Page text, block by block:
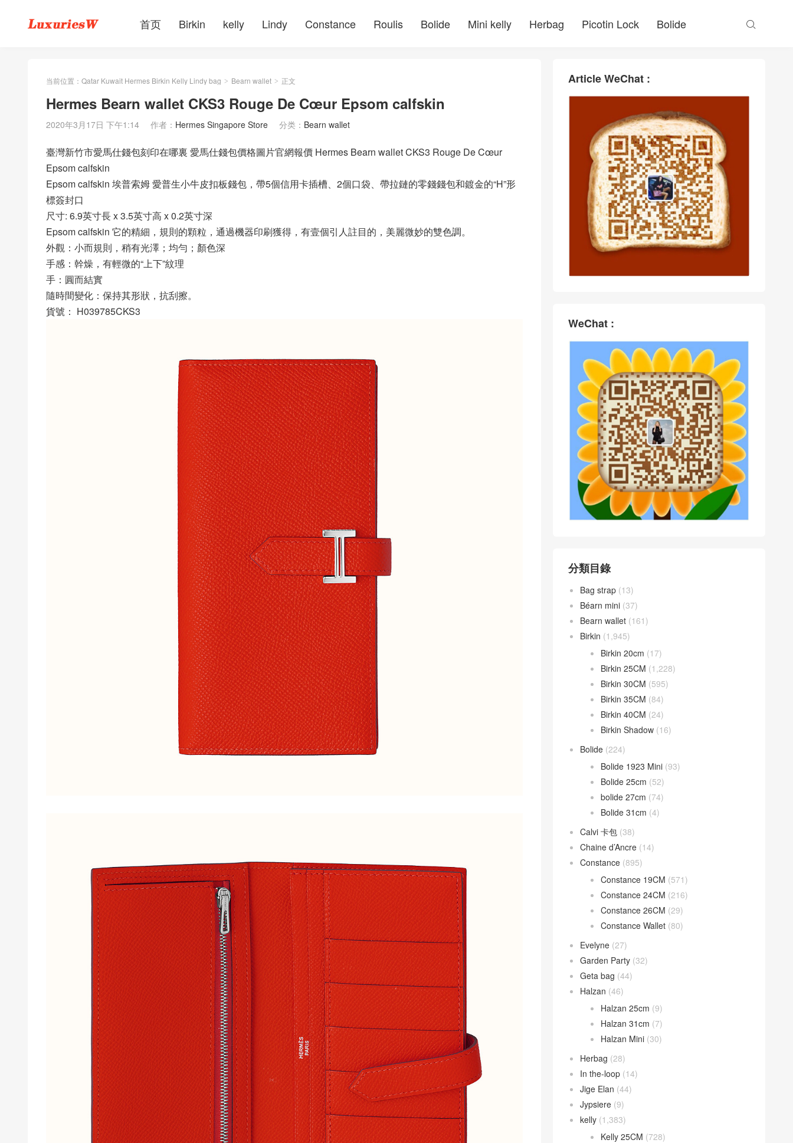
首页 Birkin kelly Lindy Constance Roulis Bolide Mini kelly Herbag Picotin Lock Bolide 
当前位置： Qatar Kuwait Hermes Birkin Kelly Lindy bag > Bearn wallet > 正文
Hermes Bearn wallet CKS3 Rouge De Cœur Epsom calfskin
2020年3月17日 下午1:14 作者： Hermes Singapore Store 分类： Bearn wallet
臺灣新竹市愛馬仕錢包刻印在哪裏 愛馬仕錢包價格圖片官網報價 Hermes Bearn wallet CKS3 Rouge De Cœur
Epsom calfskin
Epsom calfskin 埃普索姆 愛普生小牛皮扣板錢包，帶5個信用卡插槽、2個口袋、帶拉鏈的零錢錢包和鍍金的“H”形
標簽封口
尺寸: 6.9英寸長 x 3.5英寸高 x 0.2英寸深
Epsom calfskin 它的精細，規則的顆粒，通過機器印刷獲得，有壹個引人註目的，美麗微妙的雙色調。
外觀：小而規則，稍有光澤；均勻；顏色深
手感：幹燥，有輕微的“上下”紋理
手：圓而結實
隨時間變化：保持其形狀，抗刮擦。
貨號： H039785CKS3
Article WeChat :
WeChat :
分類目錄
Bag strap (13)
Béarn mini (37)
Bearn wallet (161)
Birkin (1,945)
Birkin 20cm (17)
Birkin 25CM (1,228)
Birkin 30CM (595)
Birkin 35CM (84)
Birkin 40CM (24)
Birkin Shadow (16)
Bolide (224)
Bolide 1923 Mini (93)
Bolide 25cm (52)
bolide 27cm (74)
Bolide 31cm (4)
Calvi 卡包 (38)
Chaine d’Ancre (14)
Constance (895)
Constance 19CM (571)
Constance 24CM (216)
Constance 26CM (29)
Constance Wallet (80)
Evelyne (27)
Garden Party (32)
Geta bag (44)
Halzan (46)
Halzan 25cm (9)
Halzan 31cm (7)
Halzan Mini (30)
Herbag (28)
In the-loop (14)
Jige Elan (44)
Jypsiere (9)
kelly (1,383)
Kelly 25CM (728)